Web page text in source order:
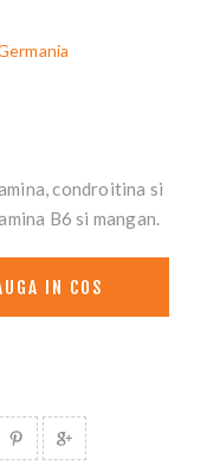
condroitina si
B6 si mangan.